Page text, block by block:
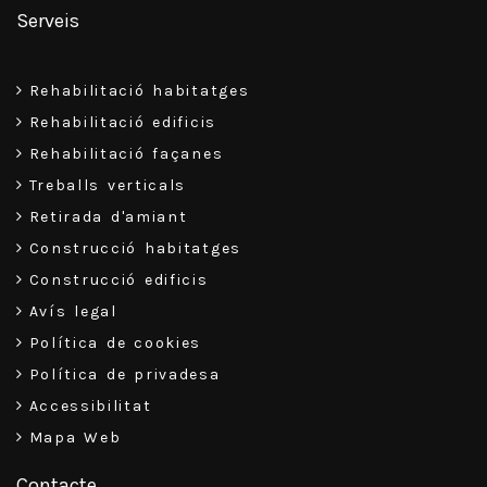
Serveis
Rehabilitació habitatges
Rehabilitació edificis
Rehabilitació façanes
Treballs verticals
Retirada d'amiant
Construcció habitatges
Construcció edificis
Avís legal
Política de cookies
Política de privadesa
Accessibilitat
Mapa Web